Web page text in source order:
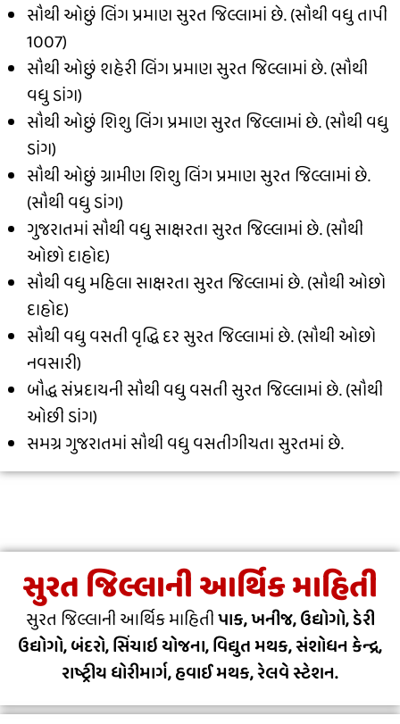
સૌથી ઓછું લિંગ પ્રમાણ સુરત જિલ્લામાં છે. (સૌથી વધુ તાપી
1007)
સૌથી ઓછું શહેરી લિંગ પ્રમાણ સુરત જિલ્લામાં છે. (સૌથી
વધુ ડાંગ)
સૌથી ઓછું શિશુ લિંગ પ્રમાણ સુરત જિલ્લામાં છે. (સૌથી વધુ
ડાંગ)
સૌથી ઓછું ગ્રામીણ શિશુ લિંગ પ્રમાણ સુરત જિલ્લામાં છે.
(સૌથી વધુ ડાંગ)
ગુજરાતમાં સૌથી વધુ સાક્ષરતા સુરત જિલ્લામાં છે. (સૌથી
ઓછો દાહોદ)
સૌથી વધુ મહિલા સાક્ષરતા સુરત જિલ્લામાં છે. (સૌથી ઓછો
દાહોદ)
સૌથી વધુ વસતી વૃદ્ધિ દર સુરત જિલ્લામાં છે. (સૌથી ઓછો
નવસારી)
બૌદ્ધ સંપ્રદાયની સૌથી વધુ વસતી સુરત જિલ્લામાં છે. (સૌથી
ઓછી ડાંગ)
સમગ્ર ગુજરાતમાં સૌથી વધુ વસતીગીચતા સુરતમાં છે.
સુરત જિલ્લાની આર્થિક માહિતી
સુરત જિલ્લાની આર્થિક માહિતીપાક, ખનીજ, ઉદ્યોગો, ડેરી
ઉદ્યોગો, બંદરો, સિંચાઇ યોજના, વિદ્યુત મથક, સંશોધન કેન્દ્ર,
રાષ્ટ્રીય ધોરીમાર્ગ, હવાઈ મથક, રેલવે સ્ટેશન.